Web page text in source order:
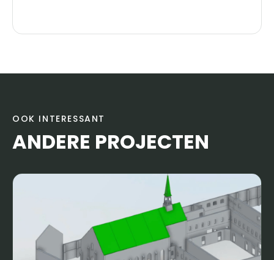
OOK INTERESSANT
ANDERE PROJECTEN